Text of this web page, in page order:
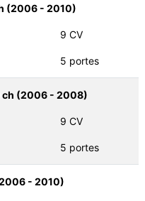
(2006 - 2010)
9 CV
5 portes
ch (2006 - 2008)
9 CV
5 portes
- 2010)